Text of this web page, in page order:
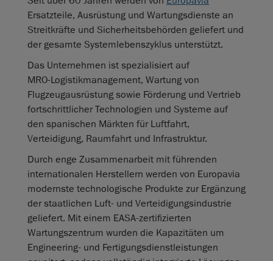
Ersatzteile, Ausrüstung und Wartungsdienste an
Streitkräfte und Sicherheitsbehörden geliefert und
der gesamte Systemlebenszyklus unterstützt.
Das Unternehmen ist spezialisiert auf
MRO‑Logistikmanagement, Wartung von
Flugzeugausrüstung sowie Förderung und Vertrieb
fortschrittlicher Technologien und Systeme auf
den spanischen Märkten für Luftfahrt,
Verteidigung, Raumfahrt und Infrastruktur.
Durch enge Zusammenarbeit mit führenden
internationalen Herstellern werden von Europavia
modernste technologische Produkte zur Ergänzung
der staatlichen Luft‑ und Verteidigungsindustrie
geliefert. Mit einem EASA‑zertifizierten
Wartungszentrum wurden die Kapazitäten um
Engineering‑ und Fertigungsdienstleistungen